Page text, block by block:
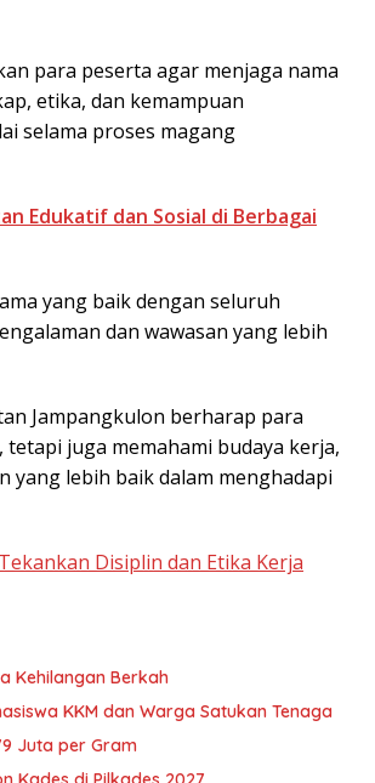
para peserta agar menjaga nama
etika, dan kemampuan
selama proses magang
Edukatif dan Sosial di Berbagai
yang baik dengan seluruh
dan wawasan yang lebih
Jampangkulon berharap para
juga memahami budaya kerja,
yang lebih baik dalam menghadapi
Disiplin dan Etika Kerja
Kehilangan Berkah
KKM dan Warga Satukan Tenaga
Juta per Gram